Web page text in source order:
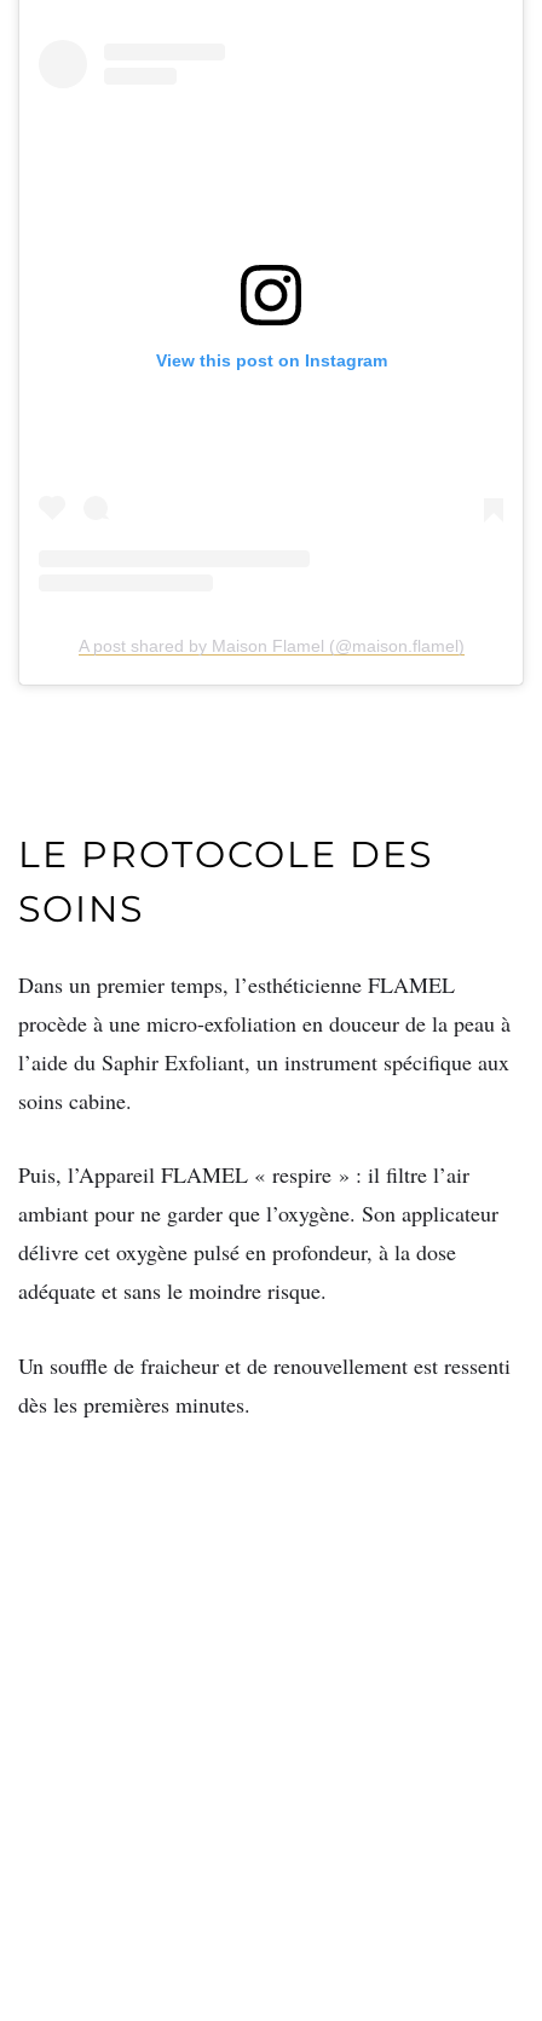
View this post on Instagram
A post shared by Maison Flamel (@maison.flamel)
LE PROTOCOLE DES
SOINS
Dans un premier temps, l’esthéticienne FLAMEL
procède à une micro-exfoliation en douceur de la peau à
l’aide du Saphir Exfoliant, un instrument spécifique aux
soins cabine.
Puis, l’Appareil FLAMEL « respire » : il filtre l’air
ambiant pour ne garder que l’oxygène. Son applicateur
délivre cet oxygène pulsé en profondeur, à la dose
adéquate et sans le moindre risque.
Un souffle de fraicheur et de renouvellement est ressenti
dès les premières minutes.